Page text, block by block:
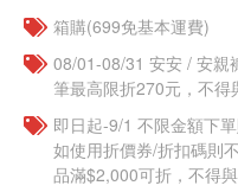
箱購(699免基本運費)
08/01-08/31 安安 / 安親
筆最高限折270元，不
即日起-9/1 不限金額下
如使用折價券/折扣碼則
品滿$2,000可折，不得